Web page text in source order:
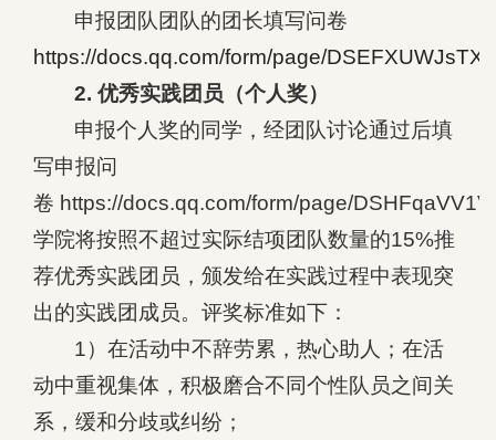
申报团队团队的团长填写问卷
https://docs.qq.com/form/page/
2. 优秀实践团员（个人奖）
申报个人奖的同学，经团队讨论通过后填
写申报问
卷 https://docs.qq.com/form/page/
学院将按照不超过实际结项团队数量的15%推
荐优秀实践团员，颁发给在实践过程中表现突
出的实践团成员。评奖标准如下：
1）在活动中不辞劳累，热心助人；在活
动中重视集体，积极磨合不同个性队员之间关
系，缓和分歧或纠纷；